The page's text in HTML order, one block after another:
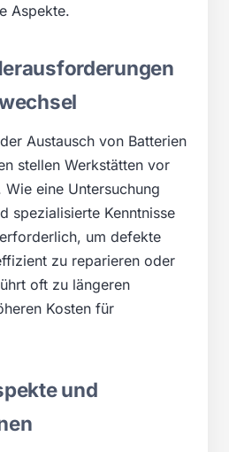
Aspekte.
Austausch von Batterien
stellen Werkstätten vor
eine Untersuchung
spezialisierte Kenntnisse
um defekte
zu reparieren oder
oft zu längeren
Kosten für
und